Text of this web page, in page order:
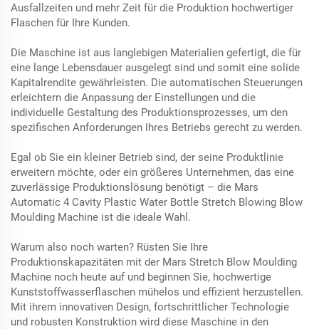
Ausfallzeiten und mehr Zeit für die Produktion hochwertiger
Flaschen für Ihre Kunden.
Die Maschine ist aus langlebigen Materialien gefertigt, die für
eine lange Lebensdauer ausgelegt sind und somit eine solide
Kapitalrendite gewährleisten. Die automatischen Steuerungen
erleichtern die Anpassung der Einstellungen und die
individuelle Gestaltung des Produktionsprozesses, um den
spezifischen Anforderungen Ihres Betriebs gerecht zu werden.
Egal ob Sie ein kleiner Betrieb sind, der seine Produktlinie
erweitern möchte, oder ein größeres Unternehmen, das eine
zuverlässige Produktionslösung benötigt – die Mars
Automatic 4 Cavity Plastic Water Bottle Stretch Blowing Blow
Moulding Machine ist die ideale Wahl.
Warum also noch warten? Rüsten Sie Ihre
Produktionskapazitäten mit der Mars Stretch Blow Moulding
Machine noch heute auf und beginnen Sie, hochwertige
Kunststoffwasserflaschen mühelos und effizient herzustellen.
Mit ihrem innovativen Design, fortschrittlicher Technologie
und robusten Konstruktion wird diese Maschine in den